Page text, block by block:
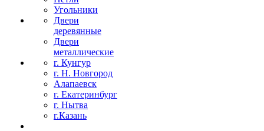
Угольники
Двери
деревянные
Двери
металлические
г. Кунгур
г. Н. Новгород
Алапаевск
г. Екатеринбург
г. Нытва
г.Казань